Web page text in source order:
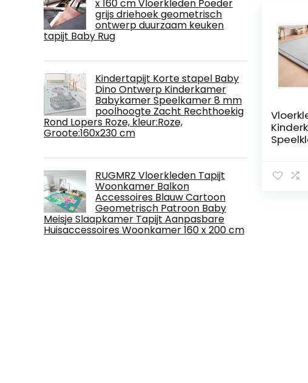
x 160 cm Vloerkleden Poeder
grijs driehoek geometrisch
ontwerp duurzaam keuken
tapijt Baby Rug
Kindertapijt Korte stapel Baby
Dino Ontwerp Kinderkamer
Babykamer Speelkamer 8 mm
poolhoogte Zacht Rechthoekig
Rond Lopers Roze, kleur:Roze,
Groote:160x230 cm
RUGMRZ Vloerkleden Tapijt
Woonkamer Balkon
Accessoires Blauw Cartoon
Geometrisch Patroon Baby
Meisje Slaapkamer Tapijt Aanpasbare
Huisaccessoires Woonkamer 160 x 200 cm
2cm,